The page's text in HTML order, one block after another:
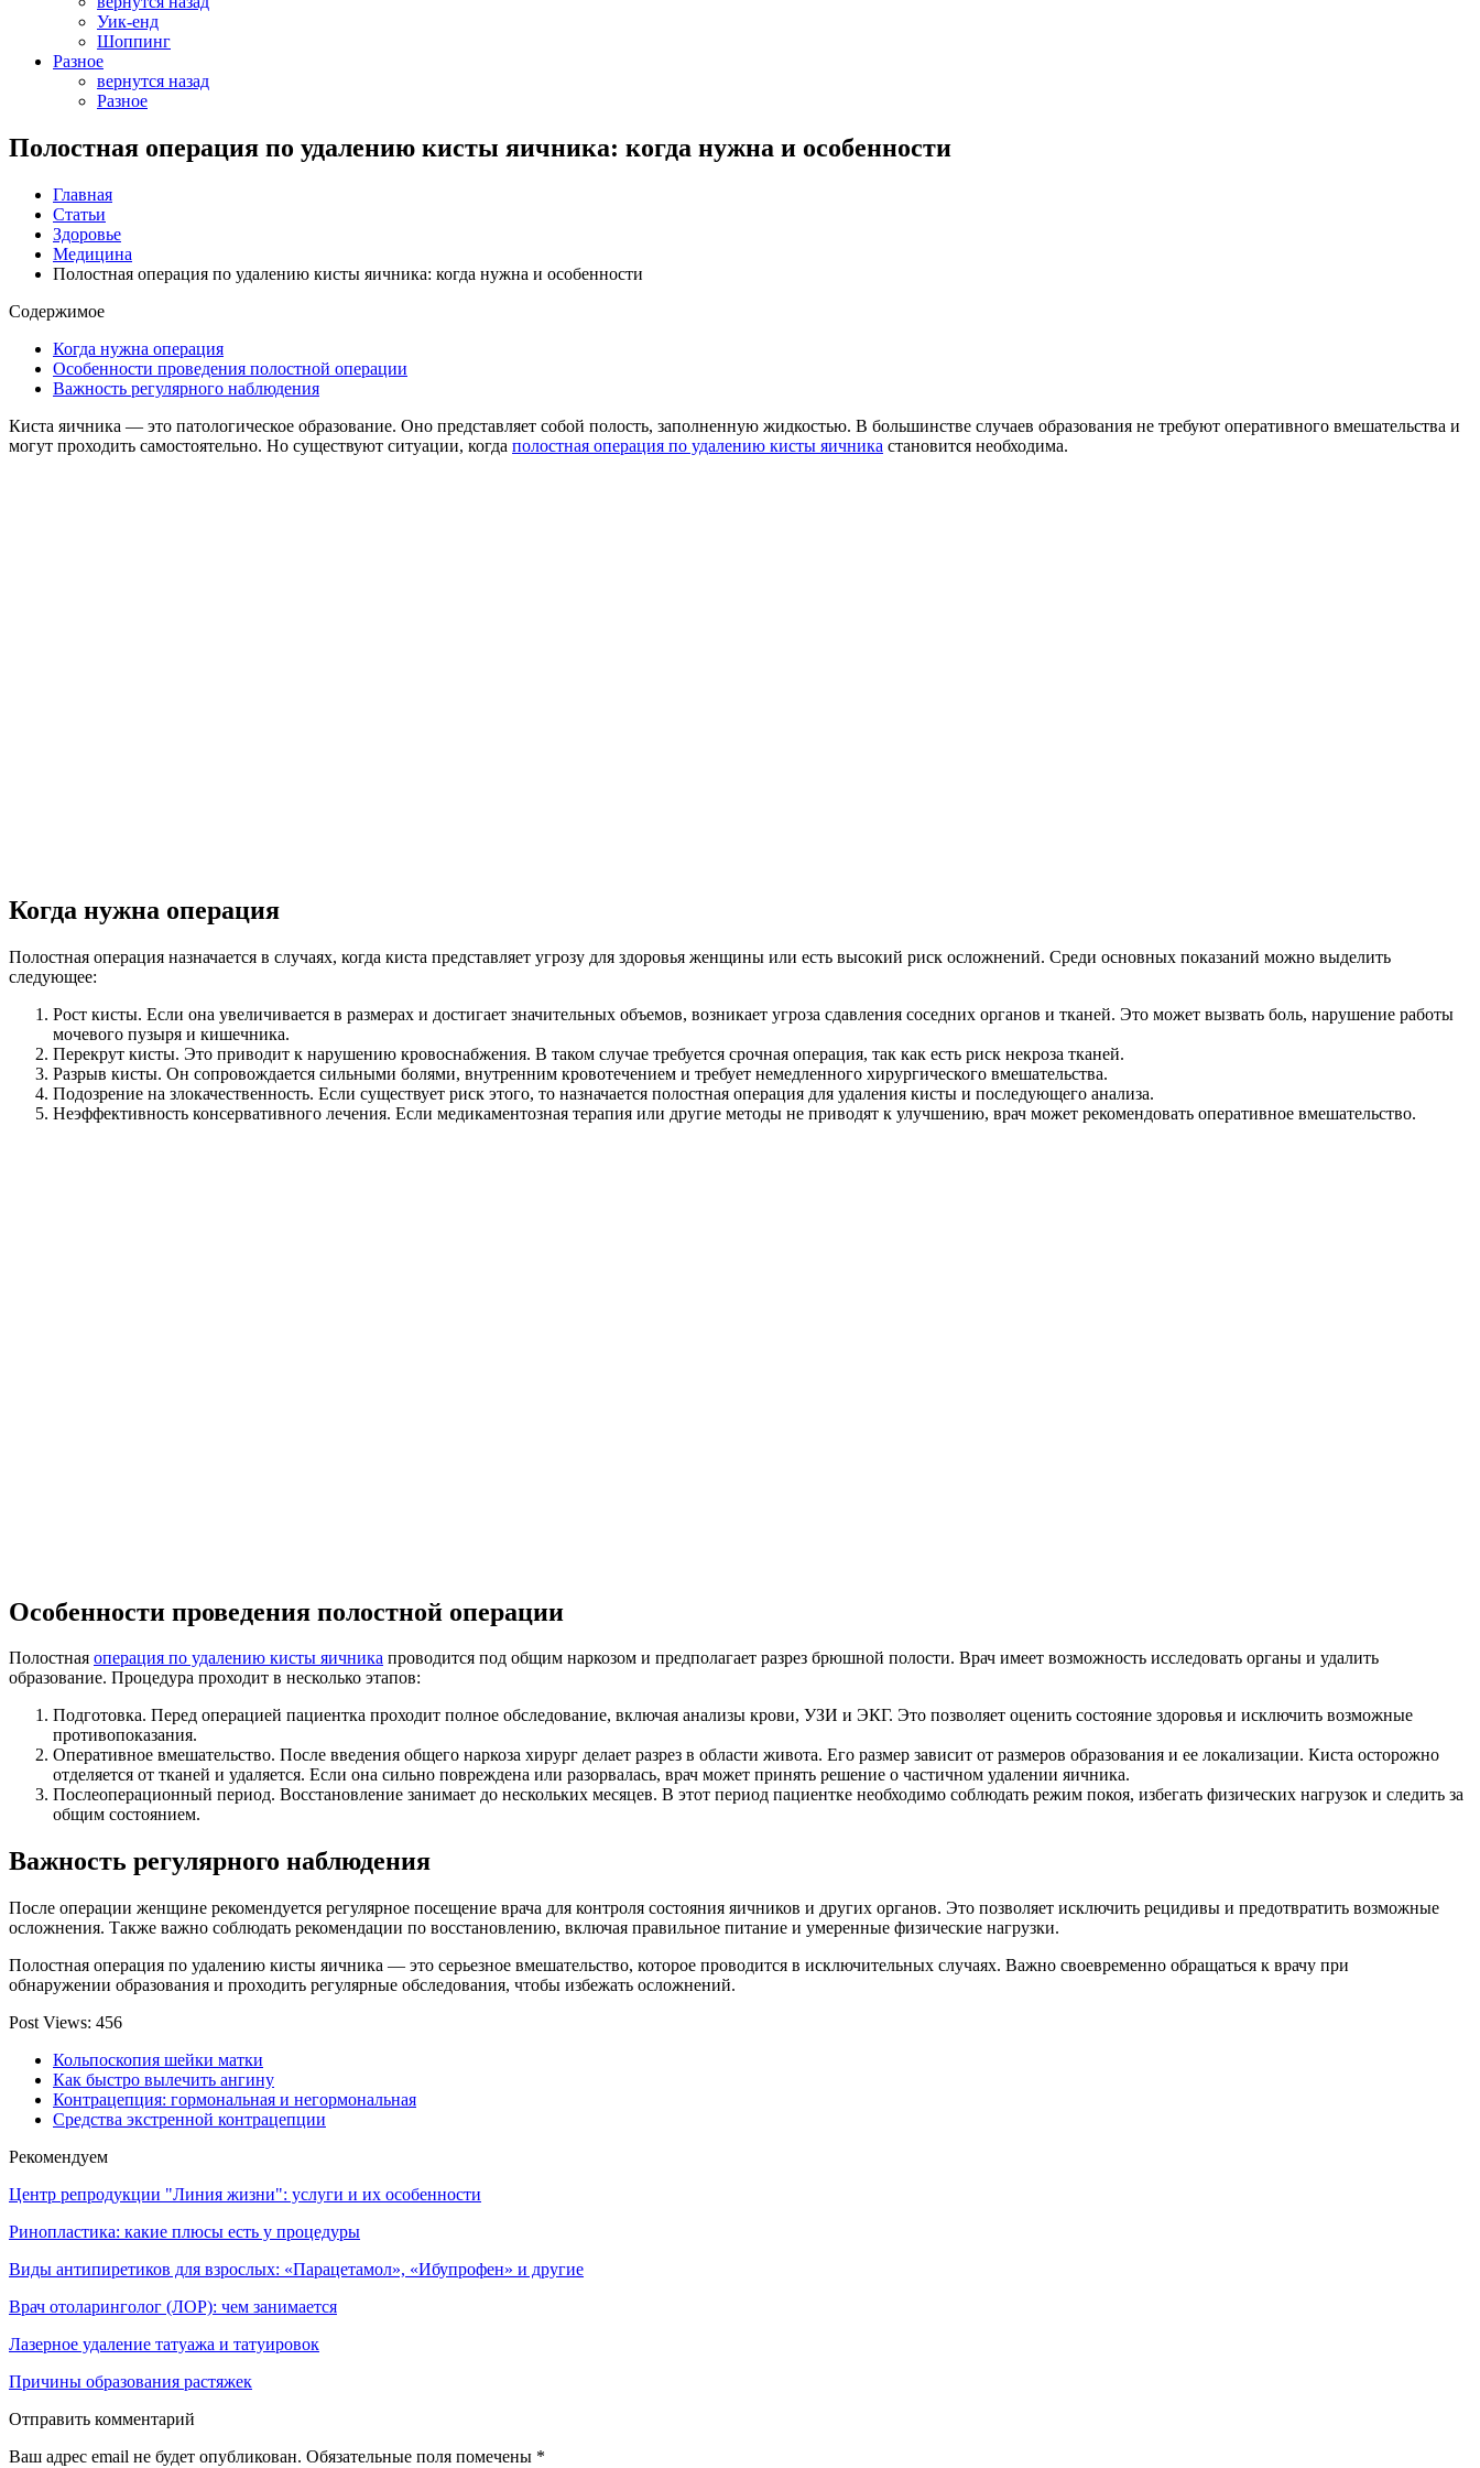
Уик-енд
Шоппинг
Разное
вернутся назад
Разное
Полостная операция по удалению кисты яичника: когда нужна и особенности
Главная
Статьи
Здоровье
Медицина
Полостная операция по удалению кисты яичника: когда нужна и особенности
Содержимое
Когда нужна операция
Особенности проведения полостной операции
Важность регулярного наблюдения
Киста яичника — это патологическое образование. Оно представляет собой полость, заполненную жидкостью. В большинстве случаев образования не требуют оперативного вмешательства и
могут проходить самостоятельно. Но существуют ситуации, когда полостная операция по удалению кисты яичника становится необходима.
Когда нужна операция
Полостная операция назначается в случаях, когда киста представляет угрозу для здоровья женщины или есть высокий риск осложнений. Среди основных показаний можно выделить
следующее:
Рост кисты. Если она увеличивается в размерах и достигает значительных объемов, возникает угроза сдавления соседних органов и тканей. Это может вызвать боль, нарушение работы
мочевого пузыря и кишечника.
Перекрут кисты. Это приводит к нарушению кровоснабжения. В таком случае требуется срочная операция, так как есть риск некроза тканей.
Разрыв кисты. Он сопровождается сильными болями, внутренним кровотечением и требует немедленного хирургического вмешательства.
Подозрение на злокачественность. Если существует риск этого, то назначается полостная операция для удаления кисты и последующего анализа.
Неэффективность консервативного лечения. Если медикаментозная терапия или другие методы не приводят к улучшению, врач может рекомендовать оперативное вмешательство.
Особенности проведения полостной операции
Полостная операция по удалению кисты яичника проводится под общим наркозом и предполагает разрез брюшной полости. Врач имеет возможность исследовать органы и удалить
образование. Процедура проходит в несколько этапов:
Подготовка. Перед операцией пациентка проходит полное обследование, включая анализы крови, УЗИ и ЭКГ. Это позволяет оценить состояние здоровья и исключить возможные
противопоказания.
Оперативное вмешательство. После введения общего наркоза хирург делает разрез в области живота. Его размер зависит от размеров образования и ее локализации. Киста осторожно
отделяется от тканей и удаляется. Если она сильно повреждена или разорвалась, врач может принять решение о частичном удалении яичника.
Послеоперационный период. Восстановление занимает до нескольких месяцев. В этот период пациентке необходимо соблюдать режим покоя, избегать физических нагрузок и следить за
общим состоянием.
Важность регулярного наблюдения
После операции женщине рекомендуется регулярное посещение врача для контроля состояния яичников и других органов. Это позволяет исключить рецидивы и предотвратить возможные
осложнения. Также важно соблюдать рекомендации по восстановлению, включая правильное питание и умеренные физические нагрузки.
Полостная операция по удалению кисты яичника — это серьезное вмешательство, которое проводится в исключительных случаях. Важно своевременно обращаться к врачу при
обнаружении образования и проходить регулярные обследования, чтобы избежать осложнений.
Post Views: 456
Кольпоскопия шейки матки
Как быстро вылечить ангину
Контрацепция: гормональная и негормональная
Средства экстренной контрацепции
Рекомендуем
Центр репродукции "Линия жизни": услуги и их особенности
Ринопластика: какие плюсы есть у процедуры
Виды антипиретиков для взрослых: «Парацетамол», «Ибупрофен» и другие
Врач отоларинголог (ЛОР): чем занимается
Лазерное удаление татуажа и татуировок
Причины образования растяжек
Отправить комментарий
Ваш адрес email не будет опубликован. Обязательные поля помечены *